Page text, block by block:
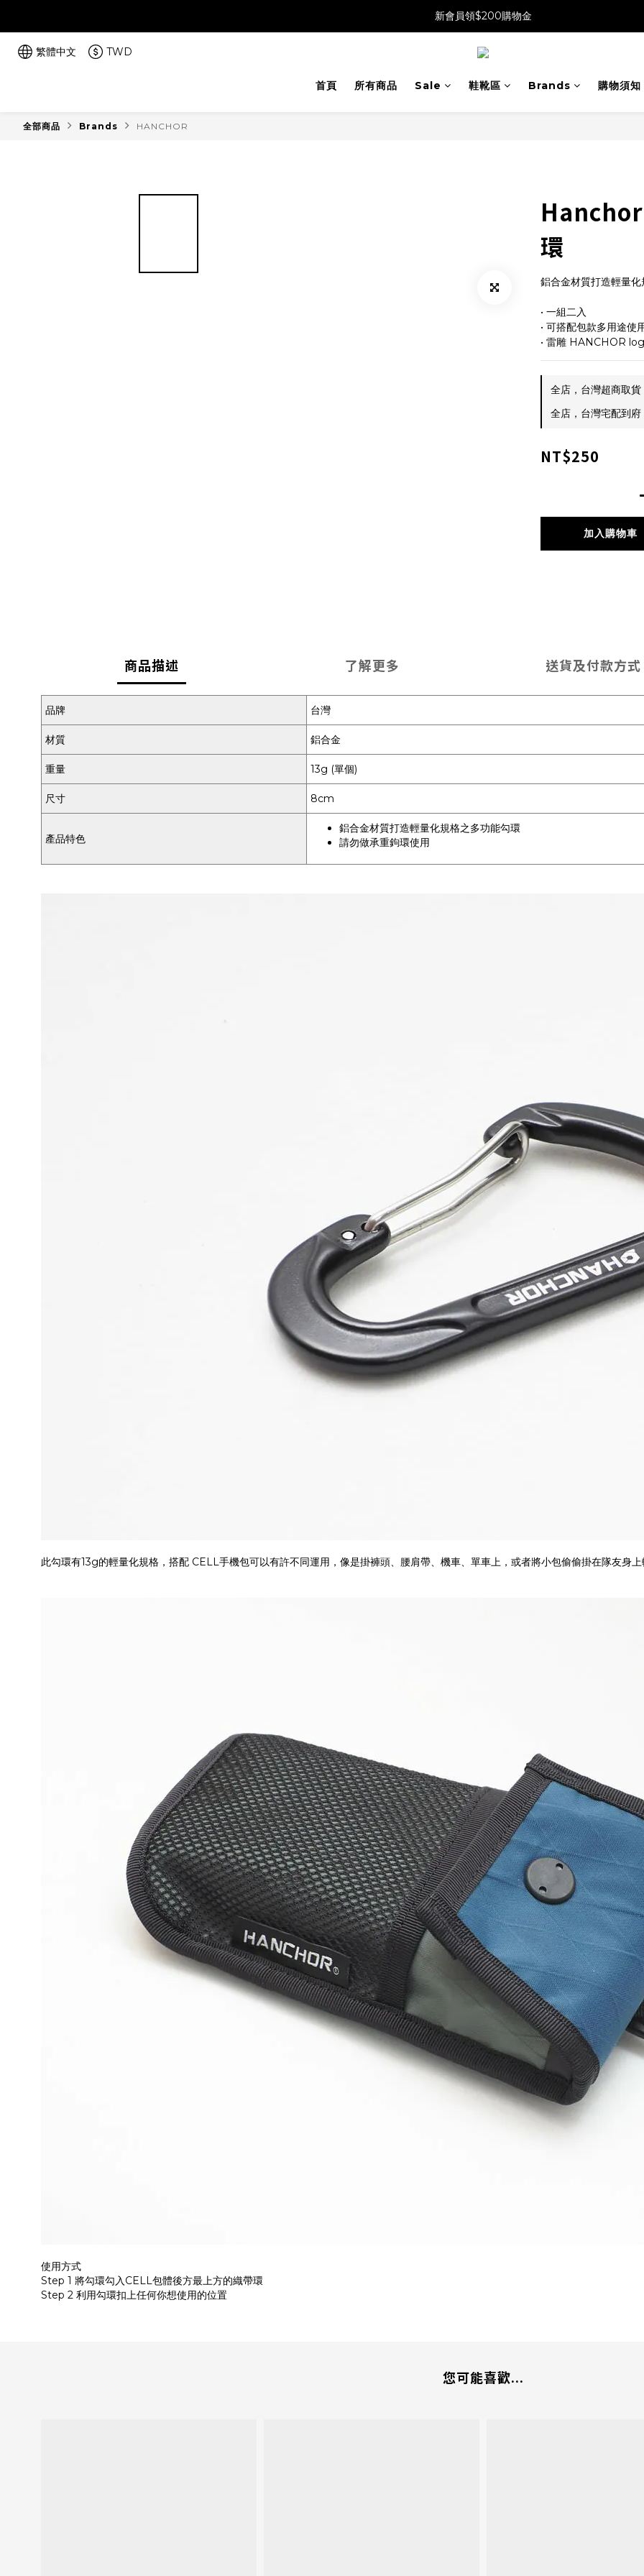
新會員領$200購物金
繁體中文 TWD
首頁 所有商品 Sale 鞋靴區 Brands 購物須知
全部商品 Brands HANCHOR
Hanchor
環
鋁合金材質打造輕量
• 一組二入
• 可搭配包款多用途使
• 雷雕 HANCHOR
全店，台灣超商取
全店，台灣宅配到
NT$250
加入購物車
商品描述 了解更多 送貨及付款方式
品牌 台灣
材質 鋁合金
重量 13g (單個)
尺寸 8cm
產品特色
鋁合金材質打造輕量化規格之多功能勾環
請勿做承重鉤環使用
此勾環有13g的輕量化規格，搭配 CELL手機包可以有許不同運用，像是掛褲頭、腰肩帶、機車、單車上，或者將小包偷偷掛在隊友身
使用方式
Step 1 將勾環勾入CELL包體後方最上方的織帶環
Step 2 利用勾環扣上任何你想使用的位置
您可能喜歡...